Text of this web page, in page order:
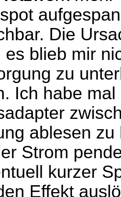
Die
es blieb mir
zu
Ich habe
ablesen
Strom
kurzer
Effekt